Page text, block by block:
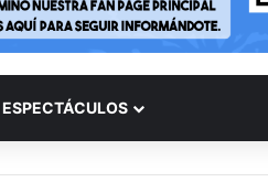
ESPECTÁCULOS